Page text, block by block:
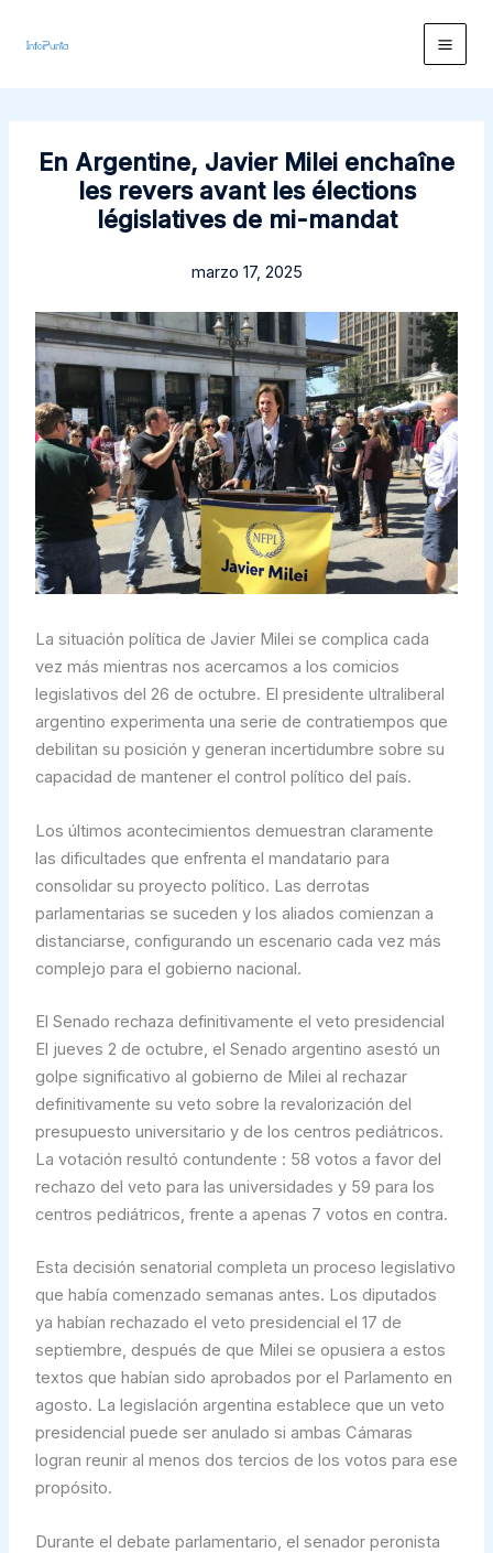
En Argentine, Javier Milei enchaîne
les revers avant les élections
législatives de mi-mandat
marzo 17, 2025
La situación política de Javier Milei se complica cada
vez más mientras nos acercamos a los comicios
legislativos del 26 de octubre. El presidente ultraliberal
argentino experimenta una serie de contratiempos que
debilitan su posición y generan incertidumbre sobre su
capacidad de mantener el control político del país.
Los últimos acontecimientos demuestran claramente
las dificultades que enfrenta el mandatario para
consolidar su proyecto político. Las derrotas
parlamentarias se suceden y los aliados comienzan a
distanciarse, configurando un escenario cada vez más
complejo para el gobierno nacional.
El Senado rechaza definitivamente el veto presidencial
El jueves 2 de octubre, el Senado argentino asestó un
golpe significativo al gobierno de Milei al rechazar
definitivamente su veto sobre la revalorización del
presupuesto universitario y de los centros pediátricos.
La votación resultó contundente : 58 votos a favor del
rechazo del veto para las universidades y 59 para los
centros pediátricos, frente a apenas 7 votos en contra.
Esta decisión senatorial completa un proceso legislativo
que había comenzado semanas antes. Los diputados
ya habían rechazado el veto presidencial el 17 de
septiembre, después de que Milei se opusiera a estos
textos que habían sido aprobados por el Parlamento en
agosto. La legislación argentina establece que un veto
presidencial puede ser anulado si ambas Cámaras
logran reunir al menos dos tercios de los votos para ese
propósito.
Durante el debate parlamentario, el senador peronista